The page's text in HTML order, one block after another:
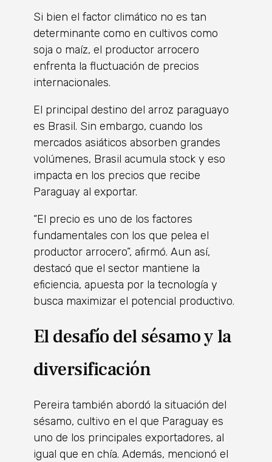
Si bien el factor climático no es tan
determinante como en cultivos como
soja o maíz, el productor arrocero
enfrenta la fluctuación de precios
internacionales.
El principal destino del arroz paraguayo
es Brasil. Sin embargo, cuando los
mercados asiáticos absorben grandes
volúmenes, Brasil acumula stock y eso
impacta en los precios que recibe
Paraguay al exportar.
“El precio es uno de los factores
fundamentales con los que pelea el
productor arrocero”, afirmó. Aun así,
destacó que el sector mantiene la
eficiencia, apuesta por la tecnología y
busca maximizar el potencial productivo.
El desafío del sésamo y la
diversificación
Pereira también abordó la situación del
sésamo, cultivo en el que Paraguay es
uno de los principales exportadores, al
igual que en chía. Además, mencionó el